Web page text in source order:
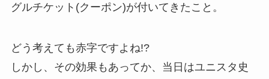
グルチケット(クーポン)が付いてきたこと。
どう考えても赤字ですよね!?
しかし、その効果もあってか、当日はユニスタ史